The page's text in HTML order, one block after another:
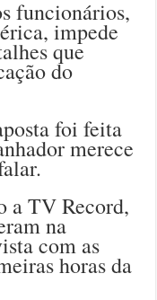
funcionários,
impede
que
do
foi feita
merece
a TV Record,
na
com as
horas da